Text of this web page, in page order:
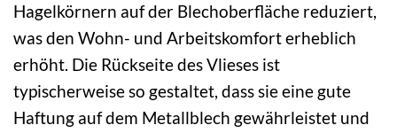
Hagelkörnern auf der Blechoberfläche reduziert,
was den Wohn- und Arbeitskomfort erheblich
erhöht. Die Rückseite des Vlieses ist
typischerweise so gestaltet, dass sie eine gute
Haftung auf dem Metallblech gewährleistet und